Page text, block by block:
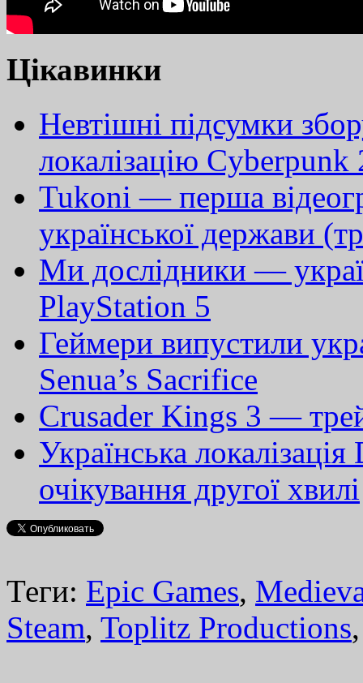
Цікавинки
Невтішні підсумки
локалізацію Cyberpunk
Tukoni — перша
української держави
Ми дослідники —
PlayStation 5
Геймери випустили
Senua’s Sacrifice
Crusader Kings 3 —
Українська
очікування другої хвилі
Теги: Epic Games,
Steam, Toplitz Productions